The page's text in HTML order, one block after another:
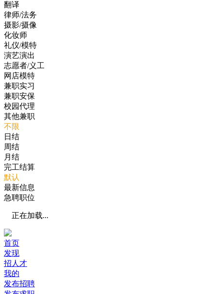
翻译
律师/法务
摄影/摄像
化妆师
礼仪/模特
演艺演出
志愿者/义工
网店模特
兼职实习
兼职安保
校园代理
其他兼职
不限
日结
周结
月结
完工结算
默认
最新信息
急聘职位
正在加载...
首页
发现
招人才
我的
发布招聘